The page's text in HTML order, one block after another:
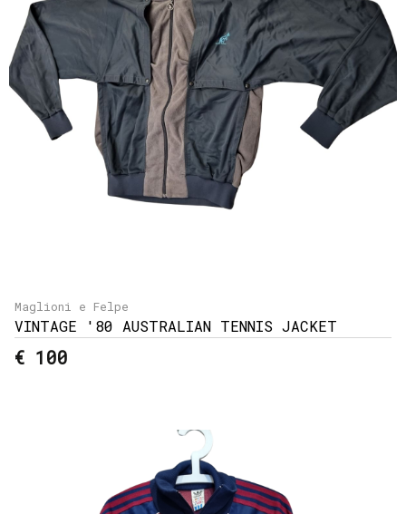
Maglioni e Felpe
VINTAGE '80 AUSTRALIAN TENNIS JACKET
€ 100